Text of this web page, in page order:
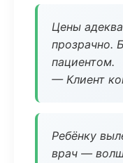
Цены
прозрачно.
пациентом.
— Клиент
Ребёнку
врач —